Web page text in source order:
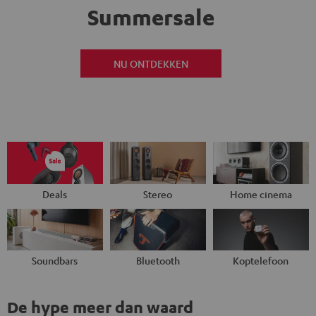
Summersale
NU ONTDEKKEN
Deals Stereo Home cinema
Soundbars Bluetooth Koptelefoon
De hype meer dan waard